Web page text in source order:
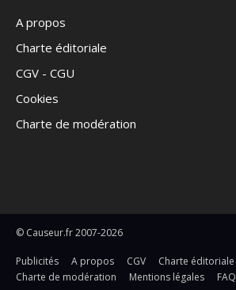
A propos
Charte éditoriale
CGV - CGU
Cookies
Charte de modération
© Causeur.fr 2007-2026
Publicités A propos CGV
Charte éditoriale
Charte de modération
Mentions légales FAQ